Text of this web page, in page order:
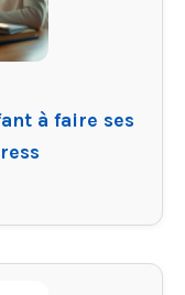
à faire ses